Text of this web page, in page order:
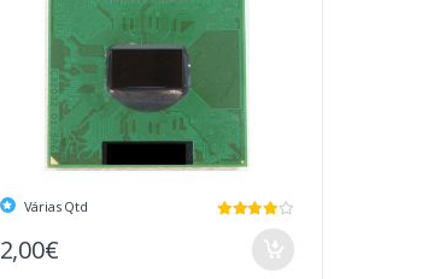
Várias Qtd
2,00€